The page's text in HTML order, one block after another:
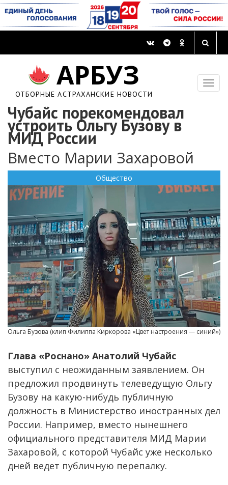
АРБУЗ
ОТБОРНЫЕ АСТРАХАНСКИЕ НОВОСТИ
Чубайс порекомендовал
устроить Ольгу Бузову в
МИД России
Вместо Марии Захаровой
Общество
Ольга Бузова (клип Филиппа Киркорова «Цвет настроения — синий»)
Глава «Роснано» Анатолий Чубайс
выступил с неожиданным заявлением. Он
предложил продвинуть телеведущую Ольгу
Бузову на какую-нибудь публичную
должность в Министерство иностранных дел
России. Например, вместо нынешнего
официального представителя МИД Марии
Захаровой, с которой Чубайс уже несколько
дней ведет публичную перепалку.